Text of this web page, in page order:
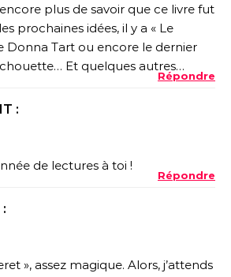
plus de savoir que ce livre fut
prochaines idées, il y a « Le
Donna Tart ou encore le dernier
Et quelques autres…
Répondre
:
de lectures à toi !
Répondre
», assez magique. Alors, j’attends